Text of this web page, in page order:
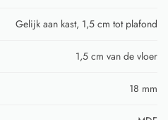
Gelijk aan kast, 1,5 cm tot plafond
1,5 cm van de vloer
18 mm